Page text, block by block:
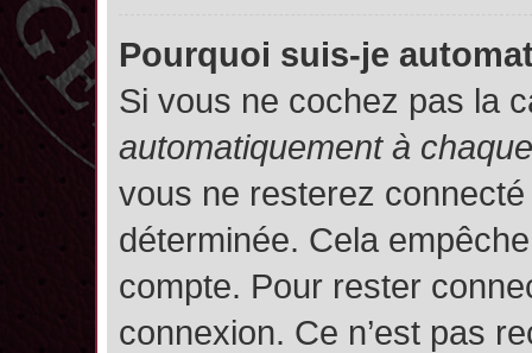
Pourquoi suis-je
Si vous ne cochez pas la
automatiquement à
vous ne resterez
déterminée. Cela
compte. Pour rester
connexion. Ce n’est pas